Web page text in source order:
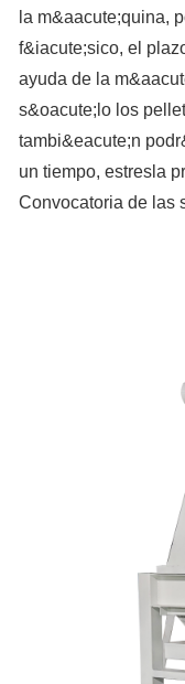
la m&aacute;quina,
f&iacute;sico, el
ayuda de la
s&oacute;lo los
tambi&eacute;n
un tiempo, estresla
Convocatoria de las